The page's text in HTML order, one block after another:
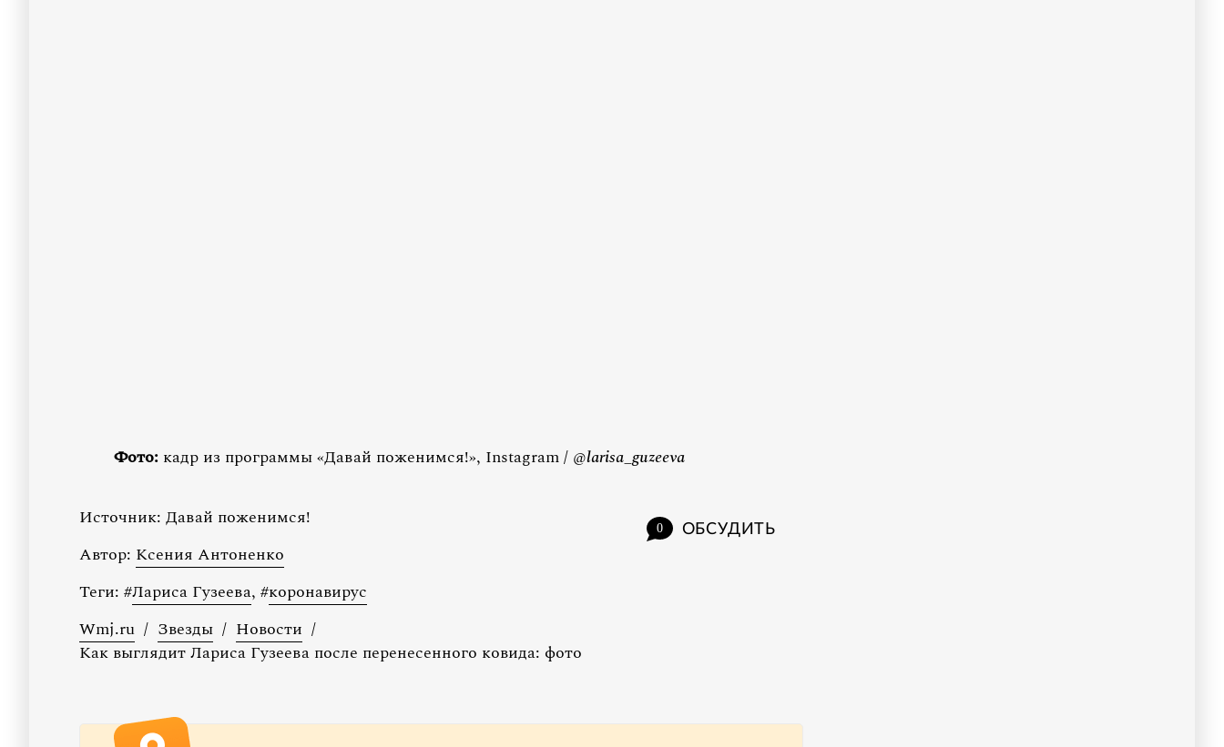
Фото:кадр из программы «Давай поженимся!», Instagram / @larisa_guzeeva
0 ОБСУДИТЬ
Источник: Давай поженимся!
Автор: Ксения Антоненко
Теги: #Лариса Гузеева, #коронавирус
Wmj.ru / Звезды / Новости /
Как выглядит Лариса Гузеева после перенесенного ковида: фото